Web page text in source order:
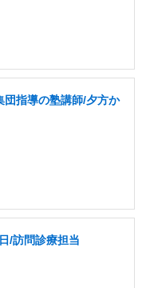
団指導の塾講師/夕方か
/訪問診療担当